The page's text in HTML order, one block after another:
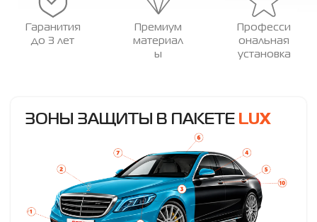
Гаранития
до 3 лет
Премиум
материал
ы
Професси
ональная
установка
ЗОНЫ ЗАЩИТЫ В ПАКЕТЕ LUX